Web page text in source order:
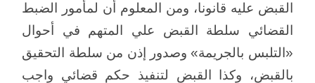
القبض عليه قانونا، ومن المعلوم أن لمأمور الضبط
القضائي سلطة القبض علي المتهم في أحوال
«التلبس بالجريمة» وصدور إذن من سلطة التحقيق
بالقبض، وكذا القبض لتنفيذ حكم قضائي واجب